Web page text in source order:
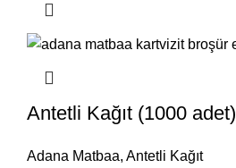
Antetli Kağıt (1000 adet)
Adana Matbaa, Antetli Kağıt